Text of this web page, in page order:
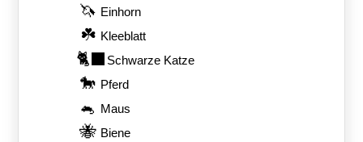
🦄 Einhorn
☘️ Kleeblatt
🐈‍⬛ Schwarze Katze
🐎 Pferd
🐁 Maus
🐝 Biene